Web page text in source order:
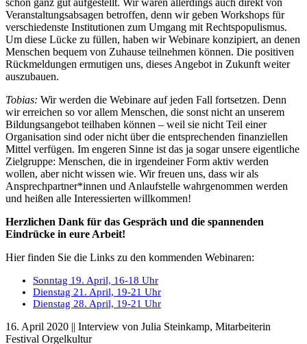
schon ganz gut aufgestellt. Wir waren allerdings auch direkt von
Veranstaltungsabsagen betroffen, denn wir geben Workshops für
verschiedenste Institutionen zum Umgang mit Rechtspopulismus.
Um diese Lücke zu füllen, haben wir Webinare konzipiert, an denen
Menschen bequem von Zuhause teilnehmen können. Die positiven
Rückmeldungen ermutigen uns, dieses Angebot in Zukunft weiter
auszubauen.
Tobias: Wir werden die Webinare auf jeden Fall fortsetzen. Denn
wir erreichen so vor allem Menschen, die sonst nicht an unserem
Bildungsangebot teilhaben können – weil sie nicht Teil einer
Organisation sind oder nicht über die entsprechenden finanziellen
Mittel verfügen. Im engeren Sinne ist das ja sogar unsere eigentliche
Zielgruppe: Menschen, die in irgendeiner Form aktiv werden
wollen, aber nicht wissen wie. Wir freuen uns, dass wir als
Ansprechpartner*innen und Anlaufstelle wahrgenommen werden
und heißen alle Interessierten willkommen!
Herzlichen Dank für das Gespräch und die spannenden
Eindrücke in eure Arbeit!
Hier finden Sie die Links zu den kommenden Webinaren:
Sonntag 19. April, 16-18 Uhr
Dienstag 21. April, 19-21 Uhr
Dienstag 28. April, 19-21 Uhr
16. April 2020 || Interview von Julia Steinkamp, Mitarbeiterin
Festival Orgelkultur